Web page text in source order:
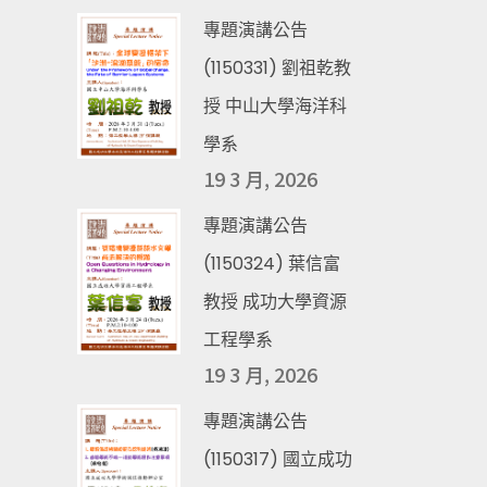
專題演講公告
(1150331) 劉祖乾教
授 中山大學海洋科
學系
19 3 月, 2026
專題演講公告
(1150324) 葉信富
教授 成功大學資源
工程學系
19 3 月, 2026
專題演講公告
(1150317) 國立成功